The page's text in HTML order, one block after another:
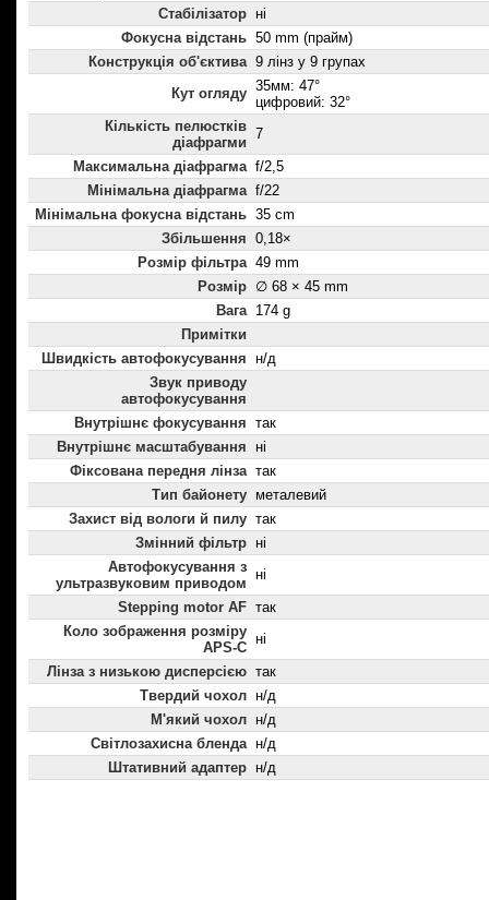
Стабілізатор ні
Фокусна відстань 50 mm (прайм)
Конструкція об'єктива 9 лінз у 9 групах
Кут огляду 35мм: 47°
цифровий: 32°
Кількість пелюстків
діафрагми
7
Максимальна діафрагма f/2,5
Мінімальна діафрагма f/22
Мінімальна фокусна відстань 35 cm
Збільшення 0,18×
Розмір фільтра 49 mm
Розмір ∅ 68 × 45 mm
Вага 174 g
Примітки
Швидкість автофокусування н/д
Звук приводу
автофокусування
Внутрішнє фокусування так
Внутрішнє масштабування
ні
Фіксована передня лінза так
Тип байонету металевий
Захист від вологи й пилу так
Змінний фільтр ні
Автофокусування з
ультразвуковим приводом
ні
Stepping motor AF так
Коло зображення розміру
APS-C
ні
Лінза з низькою дисперсією так
Твердий чохол н/д
М'який чохол н/д
Світлозахисна бленда н/д
Штативний адаптер н/д